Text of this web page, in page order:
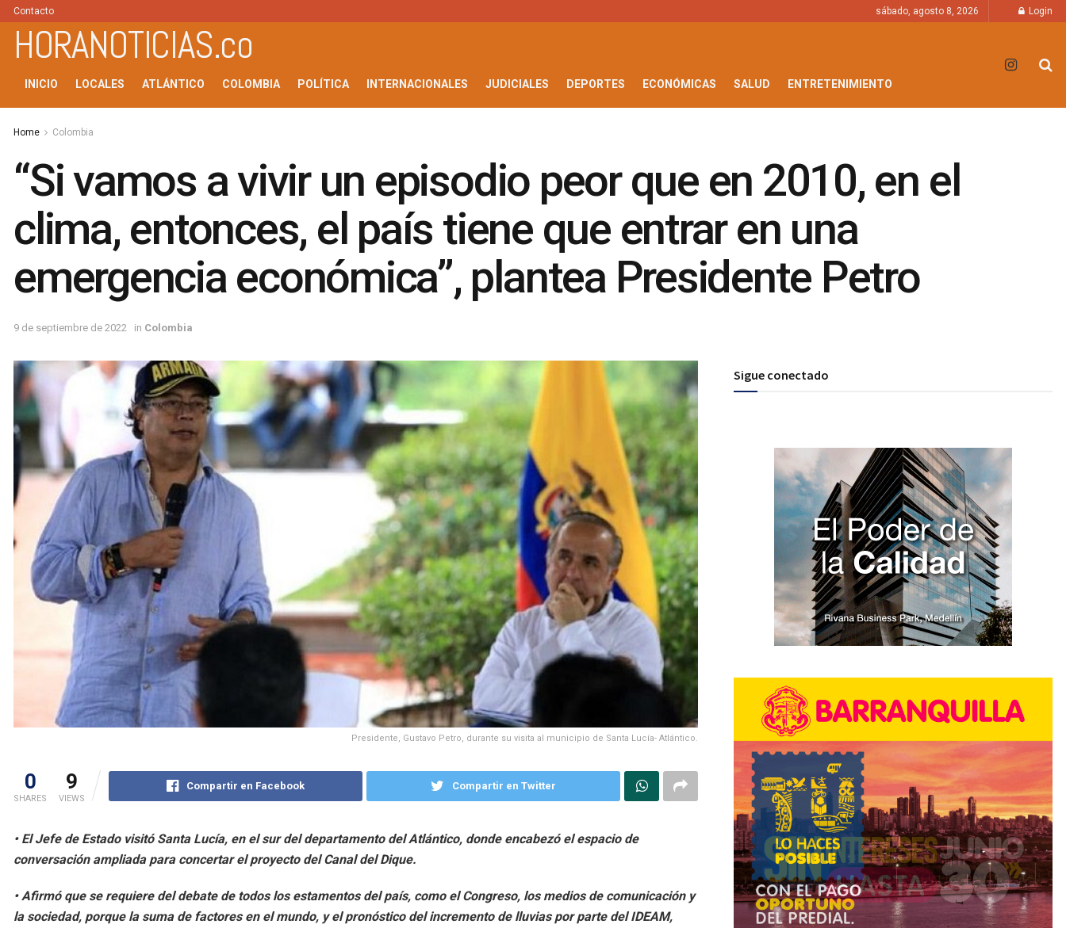
Contacto sábado, agosto 8, 2026 Login
HORANOTICIAS.co
INICIO LOCALES ATLÁNTICO COLOMBIA POLÍTICA INTERNACIONALES JUDICIALES DEPORTES ECONÓMICAS SALUD ENTRETENIMIENTO
Home Colombia
“Si vamos a vivir un episodio peor que en 2010, en el
clima, entonces, el país tiene que entrar en una
emergencia económica”, plantea Presidente Petro
9 de septiembre de 2022 in Colombia
Presidente, Gustavo Petro, durante su visita al municipio de Santa Lucía- Atlántico.
0
SHARES
9
VIEWS
Compartir en Facebook Compartir en Twitter
• El Jefe de Estado visitó Santa Lucía, en el sur del departamento del Atlántico, donde encabezó el espacio de
conversación ampliada para concertar el proyecto del Canal del Dique.
• Afirmó que se requiere del debate de todos los estamentos del país, como el Congreso, los medios de comunicación y
la sociedad, porque la suma de factores en el mundo, y el pronóstico del incremento de lluvias por parte del IDEAM,
Sigue conectado